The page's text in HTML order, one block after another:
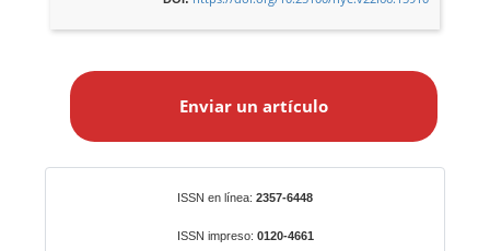
a
Enviar un artículo
ISSN en línea: 2357-6448
ISSN impreso: 0120-4661